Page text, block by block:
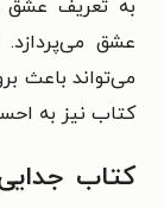
به تعریف عشق
عشق
می‌تواند باعث
کتاب نیز به
کتاب